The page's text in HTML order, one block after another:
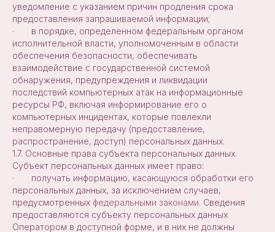
уведомление с указанием причин продления срока
предоставления запрашиваемой информации;
· в порядке, определенном федеральным органом
исполнительной власти, уполномоченным в области
обеспечения безопасности, обеспечивать
взаимодействие с государственной системой
обнаружения, предупреждения и ликвидации
последствий компьютерных атак на информационные
ресурсы РФ, включая информирование его о
компьютерных инцидентах, которые повлекли
неправомерную передачу (предоставление,
распространение, доступ) персональных данных.
1.7. Основные права субъекта персональных данных.
Субъект персональных данных имеет право:
· получать информацию, касающуюся обработки его
персональных данных, за исключением случаев,
предусмотренных федеральными законами. Сведения
предоставляются субъекту персональных данных
Оператором в доступной форме, и в них не должны